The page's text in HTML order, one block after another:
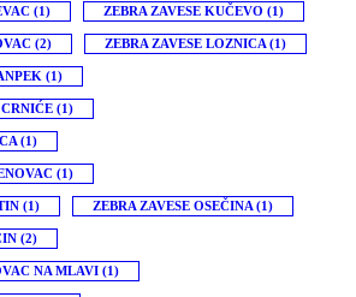
(1) ZEBRA ZAVESE KUČEVO (1)
(2) ZEBRA ZAVESE LOZNICA (1)
(1)
(1)
(1)
(1)
(1) ZEBRA ZAVESE OSEČINA (1)
(2)
NA MLAVI (1)